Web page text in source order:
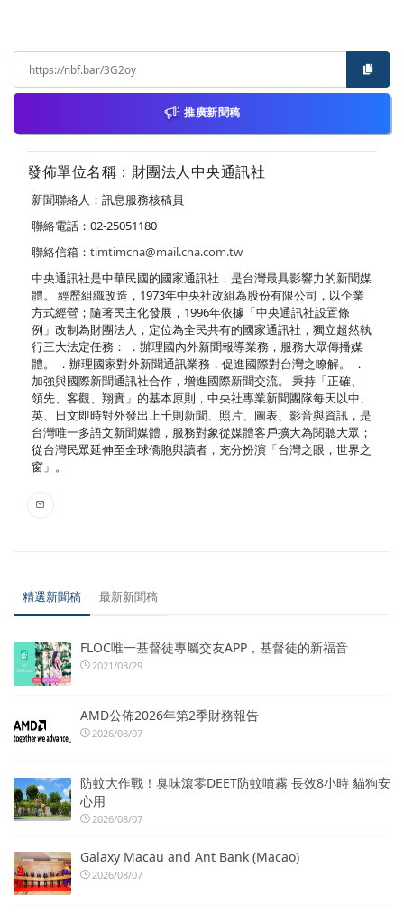
推廣新聞稿
發佈單位名稱：財團法人中央通訊社
新聞聯絡人：訊息服務核稿員
聯絡電話：02-25051180
聯絡信箱： timtimcna@mail.cna.com.tw
中央通訊社是中華民國的國家通訊社，是台灣最具影響力的新聞媒
體。 經歷組織改造，1973年中央社改組為股份有限公司，以企業
方式經營；隨著民主化發展，1996年依據「中央通訊社設置條
例」改制為財團法人，定位為全民共有的國家通訊社，獨立超然執
行三大法定任務： ．辦理國內外新聞報導業務，服務大眾傳播媒
體。 ．辦理國家對外新聞通訊業務，促進國際對台灣之瞭解。 ．
加強與國際新聞通訊社合作，增進國際新聞交流。 秉持「正確、
領先、客觀、翔實」的基本原則，中央社專業新聞團隊每天以中、
英、日文即時對外發出上千則新聞、照片、圖表、影音與資訊，是
台灣唯一多語文新聞媒體，服務對象從媒體客戶擴大為閱聽大眾；
從台灣民眾延伸至全球僑胞與讀者，充分扮演「台灣之眼，世界之
窗」。
精選新聞稿 最新新聞稿
FLOC唯一基督徒專屬交友APP，基督徒的新福音
2021/03/29
AMD公佈2026年第2季財務報告
2026/08/07
防蚊大作戰！臭味滾零DEET防蚊噴霧 長效8小時 貓狗安
心用
2026/08/07
Galaxy Macau and Ant Bank (Macao)
2026/08/07